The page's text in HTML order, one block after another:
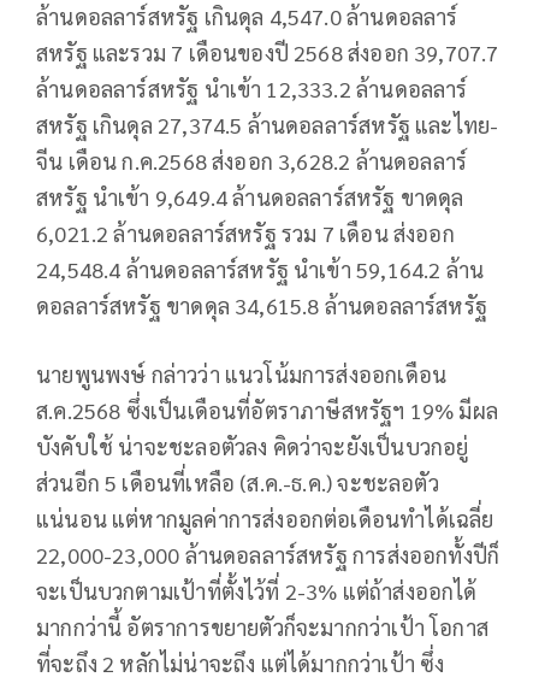
ล้านดอลลาร์สหรัฐ เกินดุล 4,547.0 ล้านดอลลาร์
สหรัฐ และรวม 7 เดือนของปี 2568 ส่งออก 39,707.7
ล้านดอลลาร์สหรัฐ นำเข้า 12,333.2 ล้านดอลลาร์
สหรัฐ เกินดุล 27,374.5 ล้านดอลลาร์สหรัฐ และไทย-
จีน เดือน ก.ค.2568 ส่งออก 3,628.2 ล้านดอลลาร์
สหรัฐ นำเข้า 9,649.4 ล้านดอลลาร์สหรัฐ ขาดดุล
6,021.2 ล้านดอลลาร์สหรัฐ รวม 7 เดือน ส่งออก
24,548.4 ล้านดอลลาร์สหรัฐ นำเข้า 59,164.2 ล้าน
ดอลลาร์สหรัฐ ขาดดุล 34,615.8 ล้านดอลลาร์สหรัฐ
นายพูนพงษ์ กล่าวว่า แนวโน้มการส่งออกเดือน
ส.ค.2568 ซึ่งเป็นเดือนที่อัตราภาษีสหรัฐฯ 19% มีผล
บังคับใช้ น่าจะชะลอตัวลง คิดว่าจะยังเป็นบวกอยู่
ส่วนอีก 5 เดือนที่เหลือ (ส.ค.-ธ.ค.) จะชะลอตัว
แน่นอน แต่หากมูลค่าการส่งออกต่อเดือนทำได้เฉลี่ย
22,000-23,000 ล้านดอลลาร์สหรัฐ การส่งออกทั้งปีก็
จะเป็นบวกตามเป้าที่ตั้งไว้ที่ 2-3% แต่ถ้าส่งออกได้
มากกว่านี้ อัตราการขยายตัวก็จะมากกว่าเป้า โอกาส
ที่จะถึง 2 หลักไม่น่าจะถึง แต่ได้มากกว่าเป้า ซึ่ง